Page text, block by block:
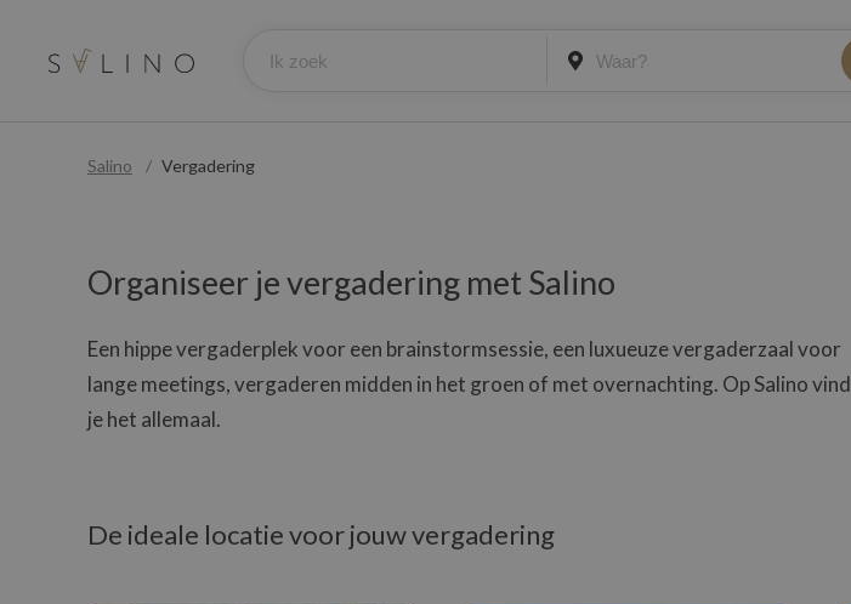
Salino Vergadering
Organiseer je vergadering met Salino
Een hippe vergaderplek voor een brainstormsessie, een luxueuze vergaderzaal voor
lange meetings, vergaderen midden in het groen of met overnachting. Op Salino vind
je het allemaal.
De ideale locatie voor jouw vergadering